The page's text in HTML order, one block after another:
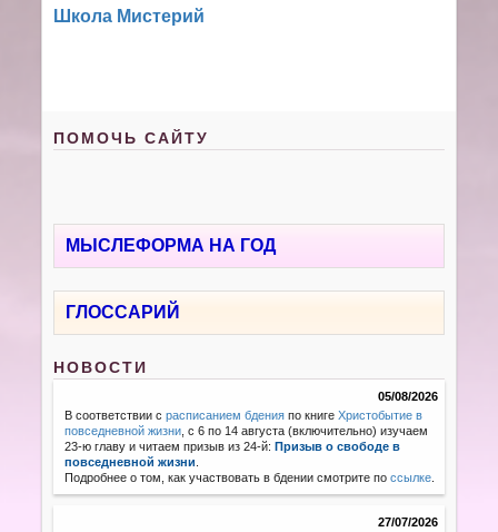
Школа Мистерий
ПОМОЧЬ САЙТУ
МЫСЛЕФОРМА НА ГОД
ГЛОССАРИЙ
НОВОСТИ
05/08/2026
В соответствии срасписанием бдения по книгеХристобытие в
повседневной жизни , с 6 по 14 августа (включительно) изучаем
23-ю главу и читаем призыв из 24-й:Призыв о свободе в
повседневной жизни
Подробнее о том, как участвовать в бдении смотрите поссылке
27/07/2026